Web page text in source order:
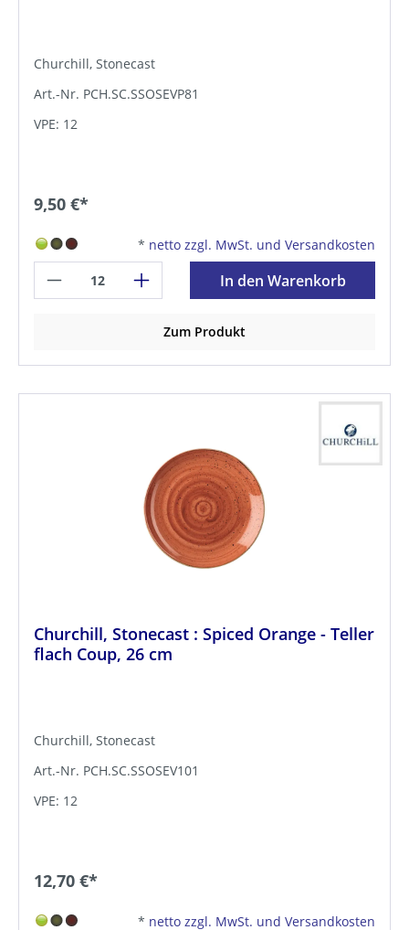
Churchill, Stonecast
Art.-Nr. PCH.SC.SSOSEVP81
VPE: 12
9,50 €*
* netto zzgl. MwSt. und Versandkosten
In den Warenkorb
Zum Produkt
Churchill, Stonecast : Spiced Orange - Teller
flach Coup, 26 cm
Churchill, Stonecast
Art.-Nr. PCH.SC.SSOSEV101
VPE: 12
12,70 €*
* netto zzgl. MwSt. und Versandkosten